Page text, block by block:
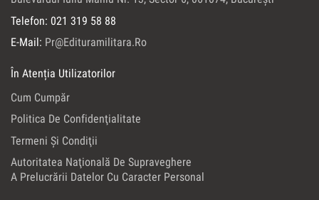
Telefon: 021 319 58 88
E-Mail: Pr@edituramilitara.ro
În Atenția Utilizatorilor
Cum Cumpăr
Politica De Confidenţialitate
Termeni Şi Condiţii
Autoritatea Naţională De Supraveghere
A Prelucrării Datelor Cu Caracter Personal